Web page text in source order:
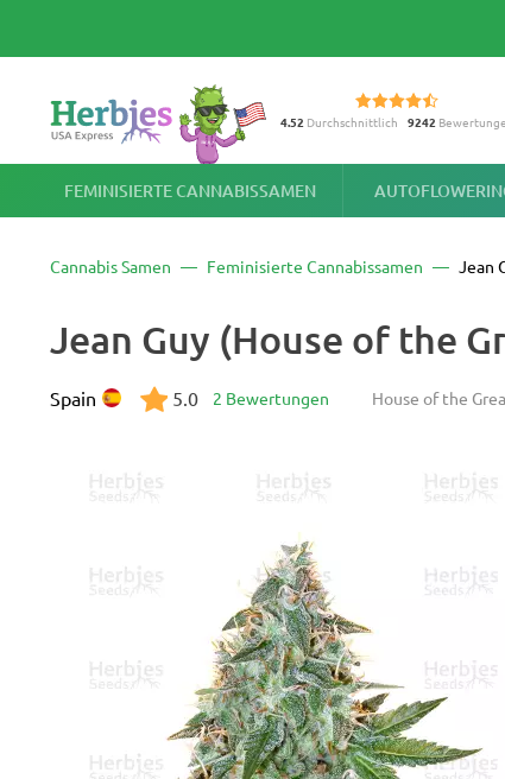
4.52 Durchschnittlich 9242
FEMINISIERTE CANNABISSAMEN
Cannabis Samen Feminisierte Cannabissamen Jean
Jean Guy (House of the
House of the
Spain 5.0 2 Bewertungen